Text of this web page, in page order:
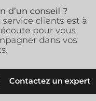
d’un conseil ?
service clients est à
pour vous
dans vos
Contactez un expert